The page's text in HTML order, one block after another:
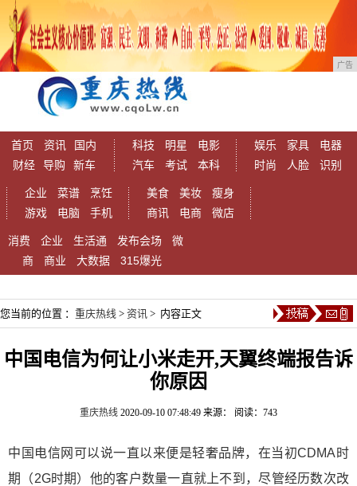
广告
首页 资讯
国内
财经
导购 新车
科技 明星
电影
汽车
考试 本科
娱乐 家具
电器
时尚
人脸 识别
企业 菜谱
烹饪
游戏
电脑 手机
美食 美妆
瘦身
商讯
电商 微店
消费 企业 生活通 发布会场
微
商
商业 大数据 315爆光
您当前的位置 ： 重庆热线 > 资讯 > 内容正文
中国电信为何让小米走开,天翼终端报告诉
你原因
重庆热线 2020-09-10 07:48:49 来源： 阅读：743
中国电信网可以说一直以来便是轻奢品牌，在当初CDMA时
期（2G时期）他的客户数量一直就上不到，尽管经历数次改